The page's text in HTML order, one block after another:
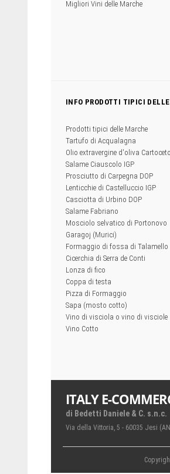
Migliori Vini delle Marche
INFO PRODOTTI TIPICI
Prodotti tipici delle Marche
Tartufo di Acqualagna
Olio extravergine d'oliva
Salame Ciauscolo IGP
Prosciutto di Carpegna DOP
Lenticchie di Castelluccio IGP
Casciotta di Urbino DOP
Salame Fabriano
Mosciolo selvatico di Portonovo
Garagoj (Murici)
Formaggio di fossa di Talamello
Cicerchia di Serra de Conti
Lonza di fico
Coppa di testa
Pizza di Formaggio
Sapa (mosto cotto)
Vino di visciola o vino di visciole
Vino Cotto
ITALY E-
di Bedetti Daniele & C. s.n.c.
Via della Vittoria, 5 - 60035 Jesi